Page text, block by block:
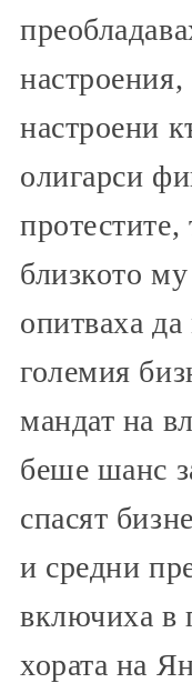
настроени
олигарси
близкото
опитваха
големия
мандат на
беше шанс
спасят
и средни
включиха в
хората на